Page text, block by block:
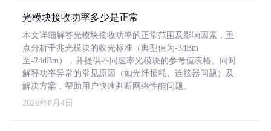
光模块接收功率多少是正常
本文详细解答光模块接收功率的正常范围及影响因素，重
点分析千兆光模块的收光标准（典型值为-3dBm
至-24dBm），并提供不同速率光模块的参考值表格。同时
解释功率异常的常见原因（如光纤损耗、连接器问题）及
解决方案，帮助用户快速判断网络性能问题。
2026年8月4日